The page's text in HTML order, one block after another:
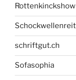
Rottenkinckshow
schriftgut.ch
Sofasophia